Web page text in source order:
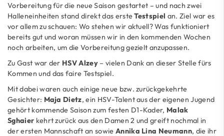
Vorbereitung für die neue Saison gestartet – und nach zwei
Halleneinheiten stand direkt das ersteTestspiel an. Ziel war es
vor allem zu schauen: Wo stehen wir aktuell? Was funktioniert
bereits gut und woran müssen wir in den kommenden Wochen
noch arbeiten, um die Vorbereitung gezielt anzupassen.
Zu Gast war der HSV Alzey – vielen Dank an dieser Stelle fürs
Kommen und das faire Testspiel.
Mit dabei waren auch einige neue bzw. zurückgekehrte
Gesichter: Maja Dietz, ein HSV-Talent aus der eigenen Jugend
gehört kommende Saison zum festen D1-Kader, Malak
Sghaier kehrt zurück aus den Damen 2 und greift nochmal in
der ersten Mannschaft an sowie Annika Lina Neumann, die ihr